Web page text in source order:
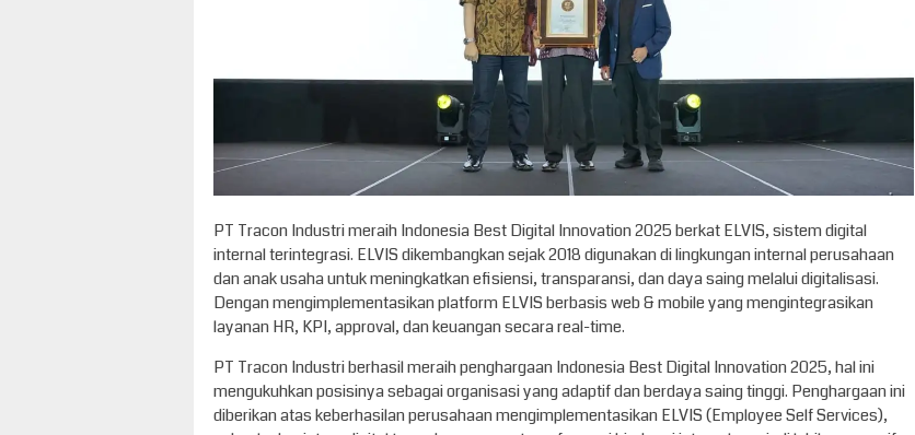
PT Tracon Industri meraih Indonesia Best Digital Innovation 2025 berkat ELVIS, sistem digital
internal terintegrasi. ELVIS dikembangkan sejak 2018 digunakan di lingkungan internal perusahaan
dan anak usaha untuk meningkatkan efisiensi, transparansi, dan daya saing melalui digitalisasi.
Dengan mengimplementasikan platform ELVIS berbasis web & mobile yang mengintegrasikan
layanan HR, KPI, approval, dan keuangan secara real-time.
PT Tracon Industri berhasil meraih penghargaan Indonesia Best Digital Innovation 2025, hal ini
mengukuhkan posisinya sebagai organisasi yang adaptif dan berdaya saing tinggi. Penghargaan ini
diberikan atas keberhasilan perusahaan mengimplementasikan ELVIS (Employee Self Services),